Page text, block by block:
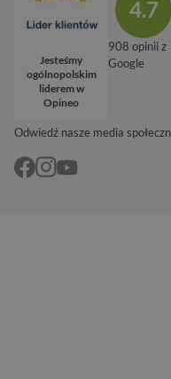
Odwiedź nasze media
Jesteśmy
ogólnopolskim
liderem w
Opineo
4.7
908 opinii z
Google